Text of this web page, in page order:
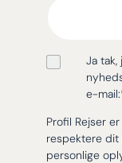
Ja
e-mail:
Profil Rejser
respektere dit
personlige